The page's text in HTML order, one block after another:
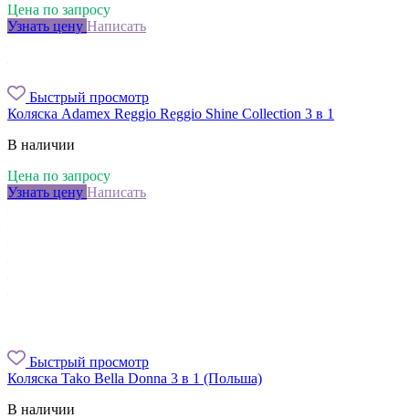
Цена по запросу
Узнать цену Написать
Быстрый просмотр
Коляска Adamex Reggio Reggio Shine Collection 3 в 1
В наличии
Цена по запросу
Узнать цену Написать
Быстрый просмотр
Коляска Tako Bella Donna 3 в 1 (Польша)
В наличии